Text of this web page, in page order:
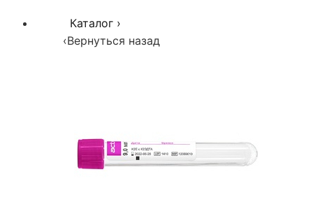
Каталог ›
‹Вернуться назад